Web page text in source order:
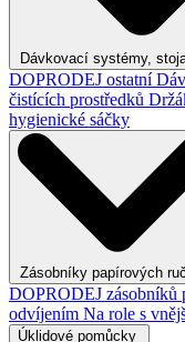
Dávkovací systémy,
DOPRODEJ ostatní
čistících prostředků
hygienické sáčky
Zásobníky papírových
DOPRODEJ zásobníků
odvíjením Na role s
Úklidové pomůcky